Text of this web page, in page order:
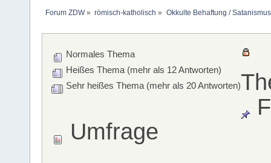
Forum ZDW» römisch-katholisch » Okkulte Behaftung /
Normales Thema
Heißes Thema (mehr als 12 Antworten)
Sehr heißes Thema (mehr als 20 Antworten)
Umfrage